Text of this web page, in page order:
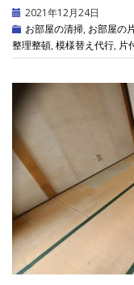
2021年12月24日
お部屋の清掃, お部屋の
整理整頓, 模様替え代行, 片